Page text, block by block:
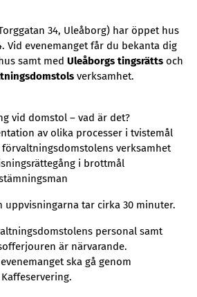
34, Uleåborg) har öppet hus
Vid evenemanget får du bekanta dig
samt med Uleåborgs tingsrätts och
verksamhet.
vid domstol – vad är det?
av olika processer i tvistemål
förvaltningsdomstolens verksamhet
i brottmål
uppvisningarna tar cirka 30 minuter.
personal samt
är närvarande.
ska gå genom